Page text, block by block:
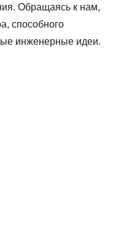
Обращаясь к нам,
способного
инженерные идеи.